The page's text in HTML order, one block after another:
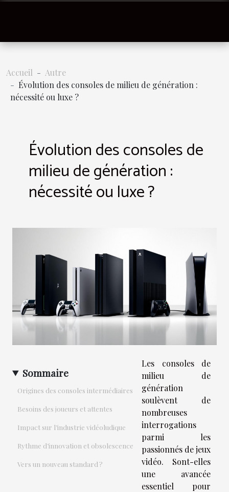
Accueil
Autre
Évolution des consoles de milieu de génération :
nécessité ou luxe ?
Évolution des consoles de
milieu de génération :
nécessité ou luxe ?
Sommaire
Origines des consoles intermédiaires
Besoins des joueurs et attentes
Impact sur l’industrie vidéoludique
Rythme d’innovation et obsolescence
Vers un nouveau standard ?
Les consoles de
milieu de
génération
soulèvent de
nombreuses
interrogations
parmi les
passionnés de jeux
vidéo. Sont-elles
une avancée
essentiel pour